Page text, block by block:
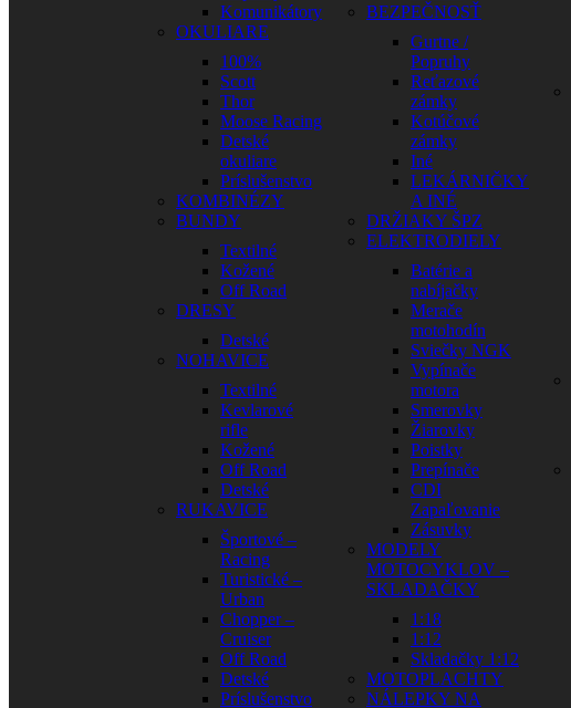
Komunikátory
OKULIARE
100%
Scott
Thor
Moose Racing
Detské
okuliare
Príslušenstvo
KOMBINÉZY
BUNDY
Textilné
Kožené
Off Road
DRESY
Detské
NOHAVICE
Textilné
Kevlarové
rifle
Kožené
Off Road
Detské
RUKAVICE
Športové –
Racing
Turistické –
Urban
Chopper –
Cruiser
Off Road
Detské
Príslušenstvo
BEZPEČNOSŤ
Gurtne /
Popruhy
Reťazové
zámky
Kotúčové
zámky
Iné
LEKÁRNIČKY
A INÉ
DRŽIAKY ŠPZ
ELEKTRODIELY
Batérie a
nabíjačky
Merače
motohodín
Sviečky NGK
Vypínače
motora
Smerovky
Žiarovky
Poistky
Prepínače
CDI
Zapaľovanie
Zásuvky
MODELY
MOTOCYKLOV –
SKLADAČKY
1:18
1:12
Skladačky 1:12
MOTOPLACHTY
NÁLEPKY NA